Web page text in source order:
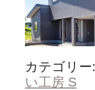
カテゴリー:
い工房 S